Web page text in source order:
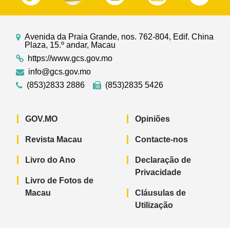
Avenida da Praia Grande, nos. 762-804, Edif. China
Plaza, 15.º andar, Macau
https://www.gcs.gov.mo
info@gcs.gov.mo
(853)2833 2886
(853)2835 5426
GOV.MO
Revista Macau
Livro do Ano
Livro de Fotos de
Macau
Opiniões
Contacte-nos
Declaração de
Privacidade
Cláusulas de
Utilização